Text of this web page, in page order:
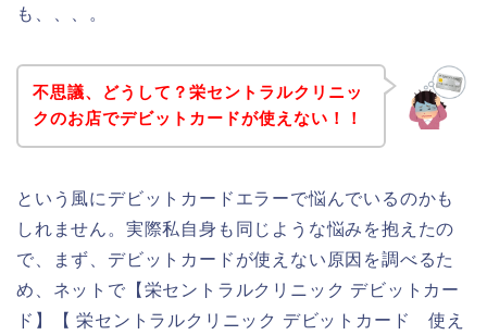
も、、、。
不思議、どうして？栄セントラルクリニッ
クのお店でデビットカードが使えない！！
という風にデビットカードエラーで悩んでいるのかも
しれません。実際私自身も同じような悩みを抱えたの
で、まず、デビットカードが使えない原因を調べるた
め、ネットで【栄セントラルクリニック デビットカー
ド】【 栄セントラルクリニック デビットカード 使え